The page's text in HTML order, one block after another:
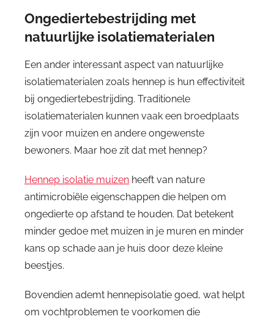
Ongediertebestrijding met
natuurlijke isolatiematerialen
Een ander interessant aspect van natuurlijke
isolatiematerialen zoals hennep is hun effectiviteit
bij ongediertebestrijding. Traditionele
isolatiematerialen kunnen vaak een broedplaats
zijn voor muizen en andere ongewenste
bewoners. Maar hoe zit dat met hennep?
Hennep isolatie muizen heeft van nature
antimicrobiële eigenschappen die helpen om
ongedierte op afstand te houden. Dat betekent
minder gedoe met muizen in je muren en minder
kans op schade aan je huis door deze kleine
beestjes.
Bovendien ademt hennepisolatie goed, wat helpt
om vochtproblemen te voorkomen die